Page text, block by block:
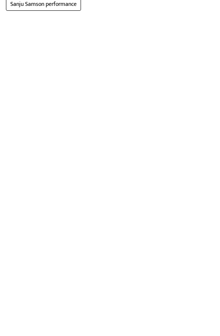
Sanju Samson performance